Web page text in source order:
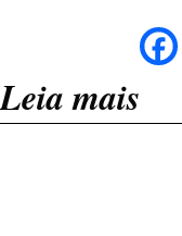
Leia mais